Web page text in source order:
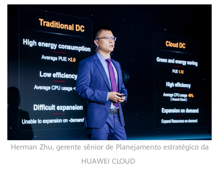
Herman Zhu, gerente sênior de Planejamento estratégico da
HUAWEI CLOUD